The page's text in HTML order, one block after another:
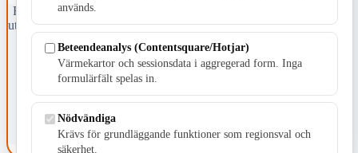
Fristående webbtidningsföretag grundat 1991 som sedan 2002 ger
ut tidningen Skillingaryd.nu och 2010 lanserades Värnamo.nu. Från
april 2026 omfattar Skillingaryd.nu tre kommuner: Gnosjö,
Värnamo och Vaggeryds kommun.
Kontakta oss
E-post: redaktionen@skillingaryd.nu
Kakinställningar
används.
Beteendeanalys (Contentsquare/Hotjar)
Värmekartor och sessionsdata i aggregerad form. Inga
formulärfält spelas in.
Nödvändiga
Krävs för grundläggande funktioner som regionsval och
säkerhet.